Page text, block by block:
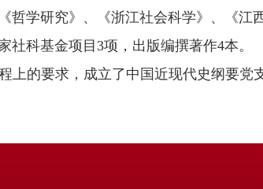
哲学研究》、《浙江社会科学》、《
科基金项目3项，出版编撰著作4本。
上的要求，成立了中国近现代史纲要党